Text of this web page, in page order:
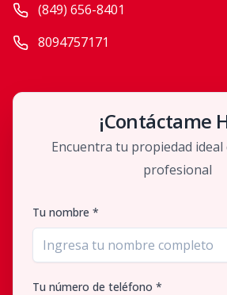
(849) 656-8401
8094757171
¡Contáctame
Encuentra tu propiedad ideal
profesional
Tu nombre *
Tu número de teléfono *